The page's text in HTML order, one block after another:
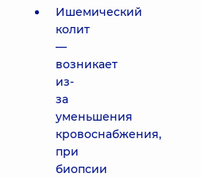
Ишемический
колит
—
возникает
из-
за
уменьшения
кровоснабжения,
при
биопсии